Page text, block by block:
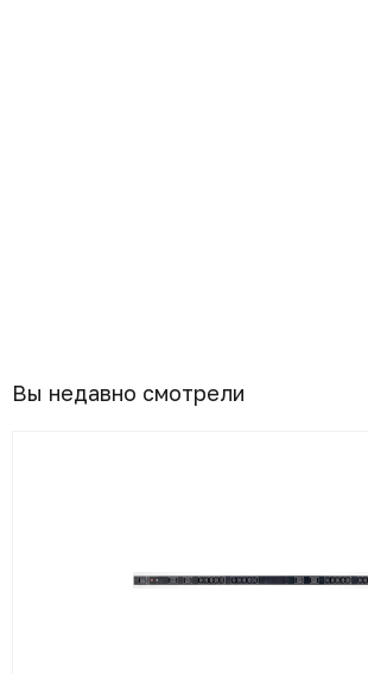
Вы недавно смотрели